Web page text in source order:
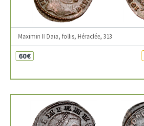
Maximin II Daia, follis, Héraclée, 313
60€